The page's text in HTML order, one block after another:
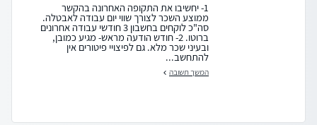
1- יחשיבו את התקופה האחרונה בהקשר
ממוצע השכר לצורך שווי יום עבודה לאבטלה.
סה"כ לוקחים בחשבון 3 חודשי עבודה אחרונים
ברוטו. 2- חודש הודעה מראש- מגיע כמובן,
ובעיני שכר מלא. גם לפיצויי פיטורים אין
להתחשב...
המשך תשובה